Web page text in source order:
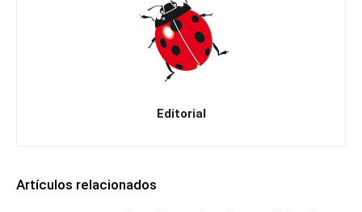
Editorial
Artículos relacionados